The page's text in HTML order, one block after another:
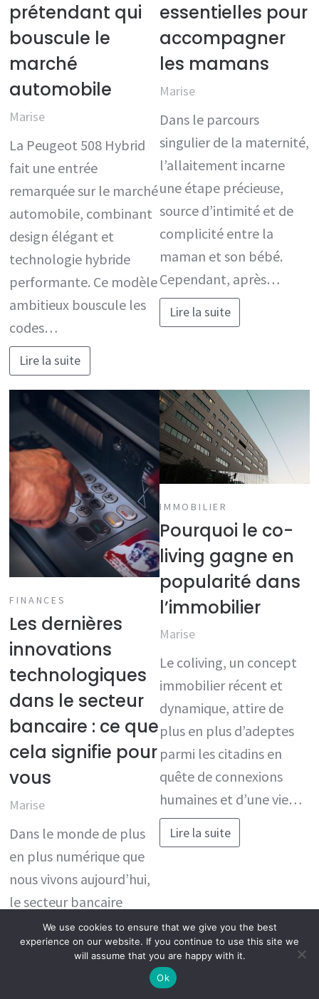
prétendant qui
bouscule le
marché
automobile
Marise
La Peugeot 508 Hybrid
fait une entrée
remarquée sur le marché
automobile, combinant
design élégant et
technologie hybride
performante. Ce modèle
ambitieux bouscule les
codes…
Lire la suite
essentielles pour
accompagner
les mamans
Marise
Dans le parcours
singulier de la maternité,
l’allaitement incarne
une étape précieuse,
source d’intimité et de
complicité entre la
maman et son bébé.
Cependant, après…
Lire la suite
FINANCES
Les dernières
innovations
technologiques
dans le secteur
bancaire : ce que
cela signifie pour
vous
Marise
Dans le monde de plus
en plus numérique que
nous vivons aujourd’hui,
le secteur bancaire
n’échappe pas à la règle.
Les banques
IMMOBILIER
Pourquoi le co-
living gagne en
popularité dans
l’immobilier
Marise
Le coliving, un concept
immobilier récent et
dynamique, attire de
plus en plus d’adeptes
parmi les citadins en
quête de connexions
humaines et d’une vie…
Lire la suite
We use cookies to ensure that we give you the best
experience on our website. If you continue to use this site we
will assume that you are happy with it.
Ok